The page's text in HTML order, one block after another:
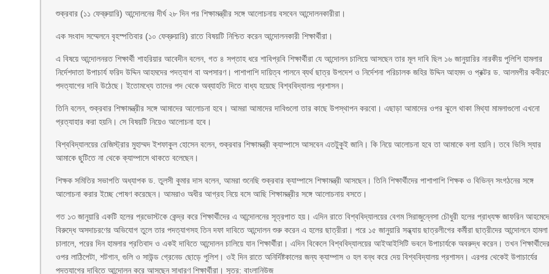
শুক্রবার (১১ ফেব্রুয়ারি) আন্দোলনের দীর্ঘ ২৮ দিন পর শিক্ষামন্ত্রীর সঙ্গে আলোচনায় বসবেন আন্দোলনকারীরা।
এক সংবাদ সম্মেলনে বৃহস্পতিবার (১০ ফেব্রুয়ারি) রাতে বিষয়টি নিশ্চিত করেন আন্দোলনকারী শিক্ষার্থীরা।
এ বিষয়ে আন্দোলনরত শিক্ষার্থী শাহরিয়ার আবেদীন বলেন, গত ৪ সপ্তাহ ধরে শাবিপ্রবি শিক্ষার্থীরা যে আন্দোলন চালিয়ে আসছেন তার মূল দাবি ছিল ১৬ জানুয়ারির নারকীয় পুলিশি হামলার
নির্দেশদাতা উপাচার্য ফরিদ উদ্দিন আহমদের পদত্যাগ বা অপসারণ। পাশাপাশি দায়িত্ব পালনে ব্যর্থ ছাত্র উপদেশ ও নির্দেশনা পরিচালক জহির উদ্দিন আহমদ ও প্রক্টর ড. আলমগীর
পদত্যাগের দাবি উঠেছে। ইতোমধ্যে তাদের পদ থেকে অব্যাহতি দিতে বাধ্য হয়েছে বিশ্ববিদ্যালয় প্রশাসন।
তিনি বলেন, শুক্রবার শিক্ষামন্ত্রীর সঙ্গে আমাদের আলোচনা হবে। আমরা আমাদের দাবিগুলো তার কাছে উপস্থাপন করবো। এছাড়া আমাদের ওপর ঝুলে থাকা মিথ্যা মামলাগুলো এখনো
প্রত্যাহার করা হয়নি। সে বিষয়টি নিয়েও আলোচনা হবে।
বিশ্ববিদ্যালয়ের রেজিস্ট্রার মুহাম্মদ ইশফাকুল হোসেন বলেন, শুক্রবার শিক্ষামন্ত্রী ক্যাম্পাসে আসবেন এতটুকুই জানি। কি নিয়ে আলোচনা হবে তা আমাকে বলা হয়নি। তবে ভিসি স্যার
আমাকে ছুটিতে না থেকে ক্যাম্পাসে থাকতে বলেছেন।
শিক্ষক সমিতির সভাপতি অধ্যাপক ড. তুলসী কুমার দাস বলেন, আমরা শুনেছি শুক্রবার ক্যাম্পাসে শিক্ষামন্ত্রী আসছেন। তিনি শিক্ষার্থীদের পাশাপাশি শিক্ষক ও বিভিন্ন সংগঠনের সঙ্গে
আলোচনা করার ইচ্ছে পোষণ করেছেন। আমরাও অধীর আগ্রহ নিয়ে বসে আছি শিক্ষামন্ত্রীর সঙ্গে আলোচনায় বসতে।
গত ১৩ জানুয়ারি একটি হলের প্রভোস্টকে কেন্দ্র করে শিক্ষার্থীদের এ আন্দোলনের সূত্রপাত হয়। এদিন রাতে বিশ্ববিদ্যালয়ের বেগম সিরাজুন্নেসা চৌধুরী হলের প্রাধ্যক্ষ জাফরিন
বিরুদ্ধে অসদাচরণের অভিযোগ তুলে তার পদত্যাগসহ তিন দফা দাবিতে আন্দোলন শুরু করেন এ হলের ছাত্রীরা। পরে ১৫ জানুয়ারি সন্ধ্যায় ছাত্রলীগের কর্মীরা ছাত্রীদের আন্দোলনে হামলা
চালালে, পরের দিন হামলার প্রতিবাদ ও একই দাবিতে আন্দোলন চালিয়ে যান শিক্ষার্থীরা। এদিন বিকেলে বিশ্ববিদ্যালয়ের আইআইসিটি ভবনে উপাচার্যকে অবরুদ্ধ করেন। তখন
ওপর লাঠিপেটা, শটগান, গুলি ও সাউন্ড গ্রেনেড ছোড়ে পুলিশ। ওই দিন রাতে অনির্দিষ্টকালের জন্য ক্যাম্পাস ও হল বন্ধ করে দেয় বিশ্ববিদ্যালয় প্রশাসন। এরপর থেকেই উপাচার্যের
পদত্যাগের দাবিতে আন্দোলন করে আসছেন সাধারণ শিক্ষার্থীরা। সূত্র: বাংলানিউজ